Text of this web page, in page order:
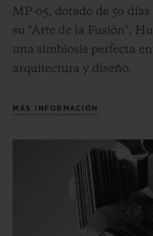
MP-05, dotado de 50
su "Arte de la Fusión",
una simbiosis perfecta
arquitectura y diseño.
MÁS INFORMACIÓN